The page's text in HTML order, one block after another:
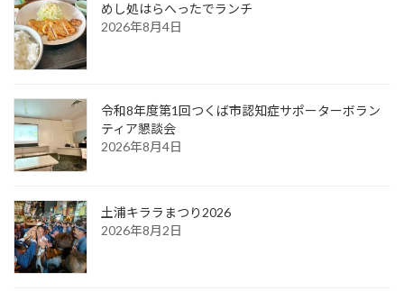
めし処はらへったでランチ
2026年8月4日
令和8年度第1回つくば市認知症サポーターボラン
ティア懇談会
2026年8月4日
土浦キララまつり2026
2026年8月2日